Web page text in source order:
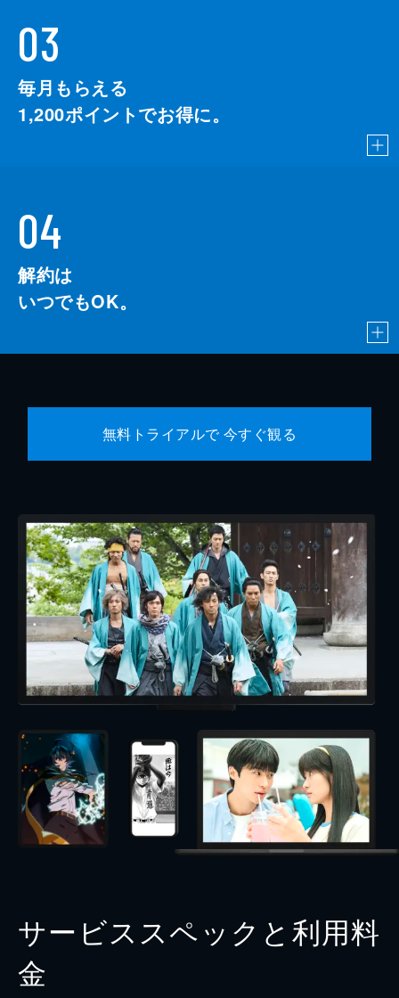
03
毎月もらえる
1,200ポイントでお得に。
04
解約は
いつでもOK。
無料トライアルで 今すぐ観る
サービススペックと利用料
金